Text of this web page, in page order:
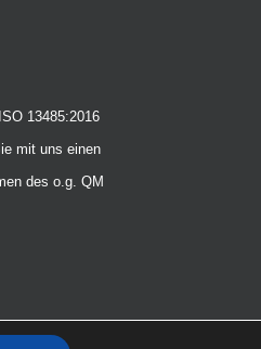
13485:2016
mit uns einen
des o.g. QM